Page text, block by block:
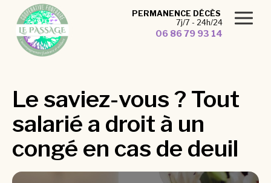
Panneau de gestion des cookies
PERMANENCE DÉCÈS
7j/7 - 24h/24
06 86 79 93 14
Le saviez-vous ? Tout
salarié a droit à un
congé en cas de deuil